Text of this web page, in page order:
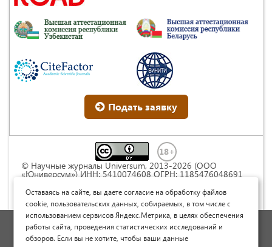
Подать заявку
© Научные журналы Universum, 2013-2026 (ООО
«Юниверсум») ИНН: 5410074608 ОГРН: 1185476048691
Commons « Attribution» («Атрибуция») 4.0
Непортированная
Политика обработки персональных данных
Договор оферты
Оставаясь на сайте, вы даете согласие на обработку файлов
cookie, пользовательских данных, собираемых, в том числе с
использованием сервисов Яндекс.Метрика, в целях обеспечения
работы сайта, проведения статистических исследований и
обзоров. Если вы не хотите, чтобы ваши данные